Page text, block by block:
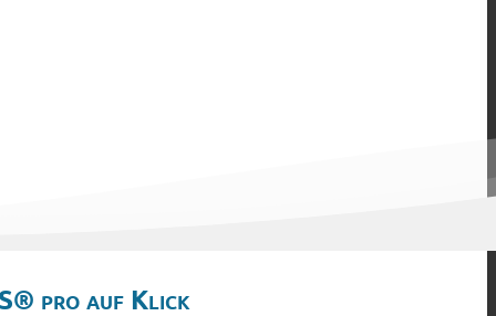
pro auf Klick